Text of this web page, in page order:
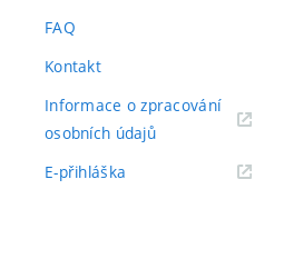
FAQ
Kontakt
Informace o zpracování
osobních údajů(externí
E-přihláška